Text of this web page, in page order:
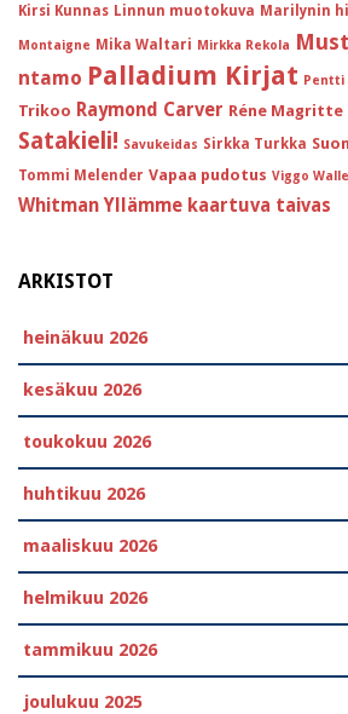
Kirsi Kunnas Linnun muotokuva Marilynin
Montaigne Mika Waltari Mirkka Rekola
ntamo Palladium Kirjat Pentti
Trikoo Raymond Carver Réne Magritte
Satakieli! Savukeidas Sirkka Turkka
Tommi Melender Vapaa pudotus Viggo
Whitman Yllämme kaartuva taivas
ARKISTOT
heinäkuu 2026
kesäkuu 2026
toukokuu 2026
huhtikuu 2026
maaliskuu 2026
helmikuu 2026
tammikuu 2026
joulukuu 2025